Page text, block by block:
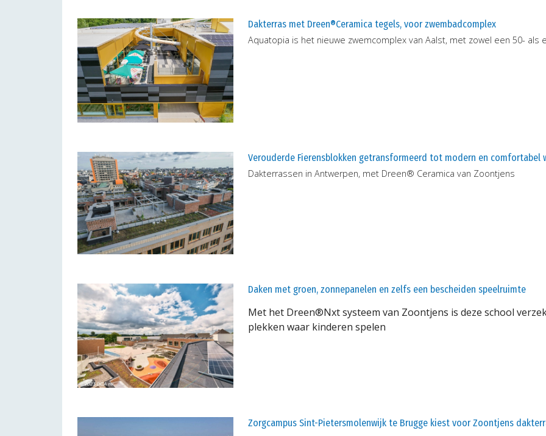
Dakterras met Dreen®Ceramica tegels, voor zwembadcomplex
Aquatopia is het nieuwe zwemcomplex van Aalst, met zowel een 50- als
Verouderde Fierensblokken getransformeerd tot modern en comfortabel
Dakterrassen in Antwerpen, met Dreen® Ceramica van Zoontjens
Daken met groen, zonnepanelen en zelfs een bescheiden speelruimte
Met het Dreen®Nxt systeem van Zoontjens is deze school
plekken waar kinderen spelen
Zorgcampus Sint-Pietersmolenwijk te Brugge kiest voor Zoontjens